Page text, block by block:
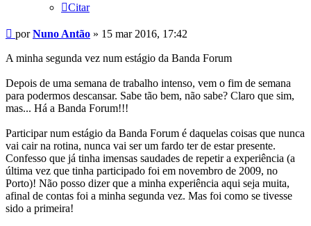
Citar
Mensagem
porNuno Antão » 15 mar 2016, 17:42
A minha segunda vez num estágio da Banda Forum
Depois de uma semana de trabalho intenso, vem o fim de semana
para podermos descansar. Sabe tão bem, não sabe? Claro que sim,
mas... Há a Banda Forum!!!
Participar num estágio da Banda Forum é daquelas coisas que nunca
vai cair na rotina, nunca vai ser um fardo ter de estar presente.
Confesso que já tinha imensas saudades de repetir a experiência (a
última vez que tinha participado foi em novembro de 2009, no
Porto)! Não posso dizer que a minha experiência aqui seja muita,
afinal de contas foi a minha segunda vez. Mas foi como se tivesse
sido a primeira!